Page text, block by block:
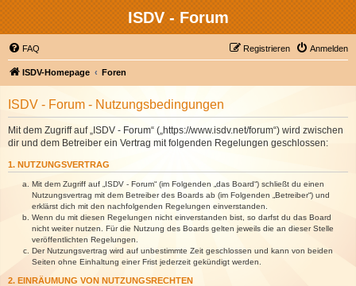
ISDV - Forum
FAQ Anmelden
Registrieren
ISDV-Homepage Foren
ISDV - Forum - Nutzungsbedingungen
Mit dem Zugriff auf „ISDV - Forum“ („https://www.isdv.net/forum“) wird zwischen
dir und dem Betreiber ein Vertrag mit folgenden Regelungen geschlossen:
1. NUTZUNGSVERTRAG
Mit dem Zugriff auf „ISDV - Forum“ (im Folgenden „das Board“) schließt du einen
Nutzungsvertrag mit dem Betreiber des Boards ab (im Folgenden „Betreiber“) und
erklärst dich mit den nachfolgenden Regelungen einverstanden.
Wenn du mit diesen Regelungen nicht einverstanden bist, so darfst du das Board
nicht weiter nutzen. Für die Nutzung des Boards gelten jeweils die an dieser Stelle
veröffentlichten Regelungen.
Der Nutzungsvertrag wird auf unbestimmte Zeit geschlossen und kann von beiden
Seiten ohne Einhaltung einer Frist jederzeit gekündigt werden.
2. EINRÄUMUNG VON NUTZUNGSRECHTEN